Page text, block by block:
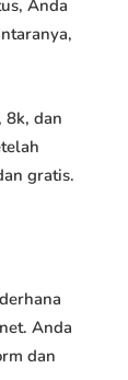
Anda
8k, dan
gratis.
Anda
dan